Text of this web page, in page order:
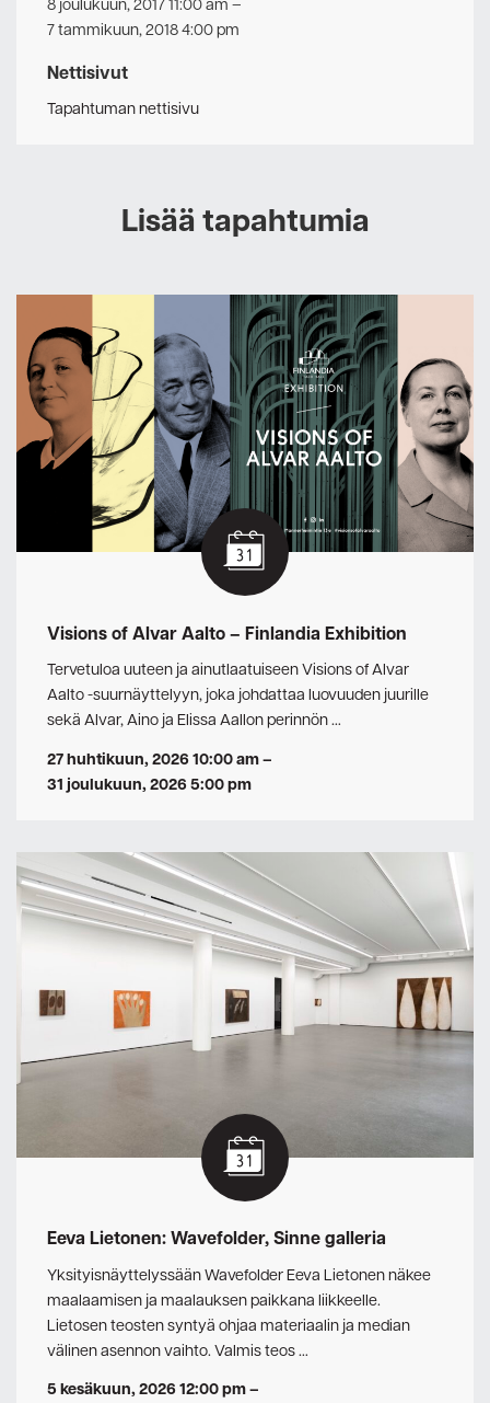
8 joulukuun, 2017 11:00 am –
7 tammikuun, 2018 4:00 pm
Nettisivut
Tapahtuman nettisivu
Lisää tapahtumia
Visions of Alvar Aalto – Finlandia Exhibition
Tervetuloa uuteen ja ainutlaatuiseen Visions of Alvar
Aalto -suurnäyttelyyn, joka johdattaa luovuuden juurille
sekä Alvar, Aino ja Elissa Aallon perinnön …
27 huhtikuun, 2026 10:00 am–
31 joulukuun, 2026 5:00 pm
Eeva Lietonen: Wavefolder, Sinne galleria
Yksityisnäyttelyssään Wavefolder Eeva Lietonen näkee
maalaamisen ja maalauksen paikkana liikkeelle.
Lietosen teosten syntyä ohjaa materiaalin ja median
välinen asennon vaihto. Valmis teos …
5 kesäkuun, 2026 12:00 pm–